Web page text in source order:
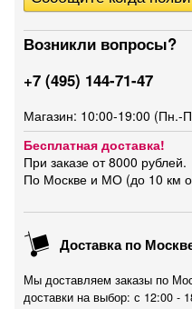
Возникли вопросы?
+7 (495) 144-71-47
Магазин: 10:00-19:00 (Пн.-
Бесплатная доставка!
При заказе от 8000 рублей.
По Москве и МО (до 10 км
Доставка по
Мы доставляем заказы по
доставки на выбор: с 12:00 -